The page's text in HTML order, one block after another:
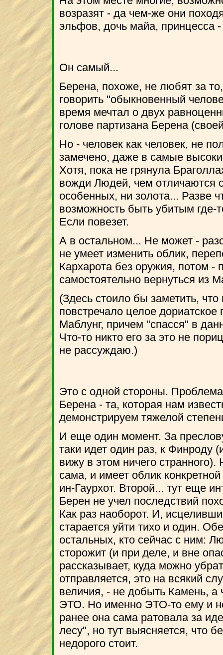
возразят - да чем-же они
эльфов, дочь майа, принцесса -
Он самый...
Берена, похоже, не любят за
говорить "обыкновенный
время мечтал о двух
голове партизана Берена
Но - человек как человек, не
замечено, даже в самые
Хотя, пока не грянула
вожди Людей, чем отличаются
особенных, ни золота... Разве
возможность быть убитым
Если повезет.
А в остальном... Не может -
не умеет изменить облик,
Кархарота без оружия, потом -
самостоятельно вернуться из
(Здесь стоило бы заметить, что
повстречало целое дориатское
Маблунг, причем "спасся" в
Что-то никто его за это не
не рассуждаю.)
Это с одной стороны.
Берена - та, которая нам
демонстрируем тяжелой
И еще один момент. За
таки идет один раз, к Финроду
вижу в этом ничего
сама, и имеет облик
ин-Гаурхот. Второй... тут еще
Берен не учел последствий
Как раз наоборот. И,
старается уйти тихо и один.
остальных, кто сейчас с ним:
сторожит (и при деле, и вне
рассказывает, куда можно
отправляется, это на всякий
величия, - не добыть Камень, а
ЭТО. Но именно ЭТО-то ему и
ранее она сама ратовала за
лесу", но тут выясняется, что
недорого стоит.